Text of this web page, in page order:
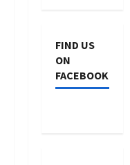
FIND US
ON
FACEBOOK